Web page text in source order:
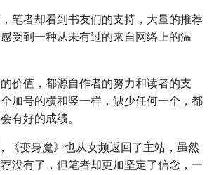
笔者却看到书友们的支持，大量的推荐
受到一种从未有过的来自网络上的温
价值，都源自作者的努力和读者的支
加号的横和竖一样，缺少任何一个，都
有好的成绩。
《变身魔》也从女频返回了主站，虽然
没有了，但笔者却更加坚定了信念，一